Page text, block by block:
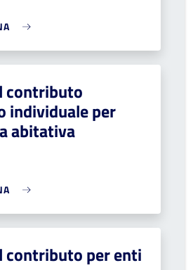
contributo
individuale per
abitativa
contributo per enti